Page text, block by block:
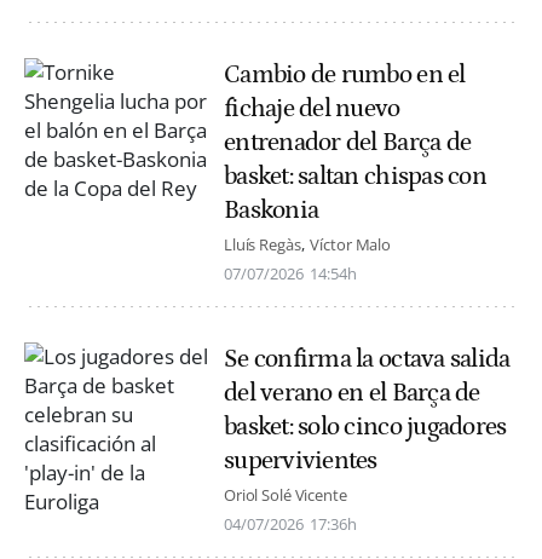
Cambio de rumbo en el
fichaje del nuevo
entrenador del Barça de
basket: saltan chispas con
Baskonia
Lluís Regàs Víctor Malo
07/07/2026 14:54h
Se confirma la octava salida
del verano en el Barça de
basket: solo cinco jugadores
supervivientes
Oriol Solé Vicente
04/07/2026 17:36h